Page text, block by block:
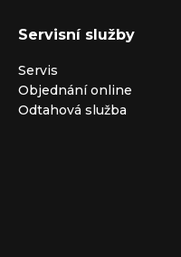
Servisní služby
Servis
Objednání online
Odtahová služba